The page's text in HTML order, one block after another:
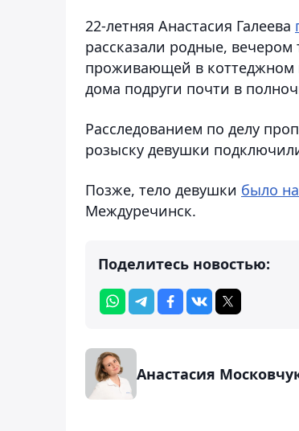
22-летняя Анастасия Галеева
рассказали родные, вечером
проживающей в коттеджном
дома подруги почти в
Расследованием по делу
розыску девушки
Позже, тело девушки было
Междуречинск.
Поделитесь новостью:
Анастасия